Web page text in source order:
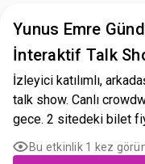
Yunus Emre
İnteraktif Talk
İzleyici katılımlı,
talk show. Canlı
gece. 2 sitedeki bilet
Bu etkinlik 1 kez